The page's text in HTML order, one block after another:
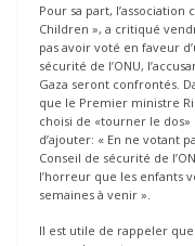
Pour sa part,
Children », a critiqué
pas avoir voté en faveur
sécurité de l’ONU,
Gaza seront confrontés.
que le Premier ministre
choisi de «tourner le dos»
d’ajouter: « En ne votant
Conseil de sécurité de
l’horreur que les enfants
semaines à venir ».
Il est utile de rappeler que